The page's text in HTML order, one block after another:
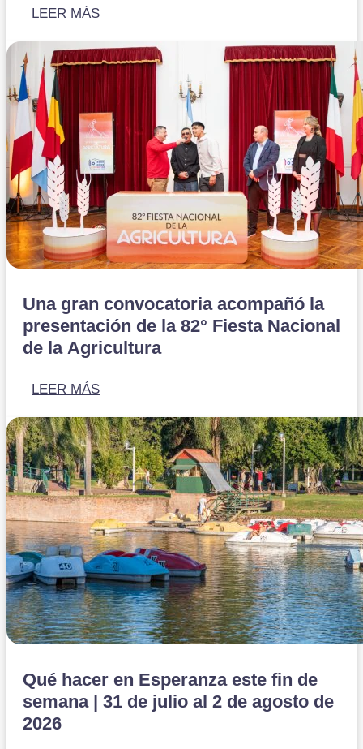
LEER MÁS
Una gran convocatoria acompañó la
presentación de la 82° Fiesta Nacional
de la Agricultura
LEER MÁS
Qué hacer en Esperanza este fin de
semana | 31 de julio al 2 de agosto de
2026